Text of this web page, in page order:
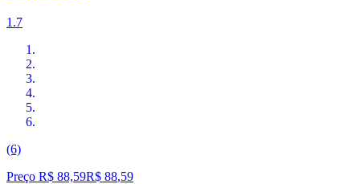
1.7
(6)
Preço R$ 88,59R$ 88,59